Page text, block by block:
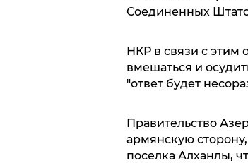
Соединенных
НКР в связи с этим
вмешаться и
"ответ будет
Правительство
армянскую
поселка Алханлы,